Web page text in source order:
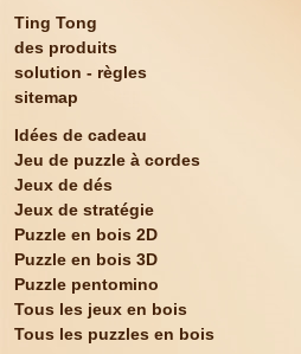
Ting Tong
des produits
solution - règles
sitemap
Idées de cadeau
Jeu de puzzle à cordes
Jeux de dés
Jeux de stratégie
Puzzle en bois 2D
Puzzle en bois 3D
Puzzle pentomino
Tous les jeux en bois
Tous les puzzles en bois